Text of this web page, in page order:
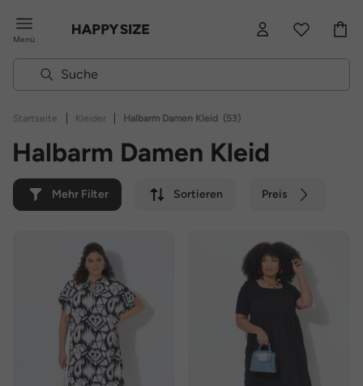
Menü
Startseite | Kleider | Halbarm Damen Kleid (53)
Halbarm Damen Kleid
Mehr Filter Sortieren Preis